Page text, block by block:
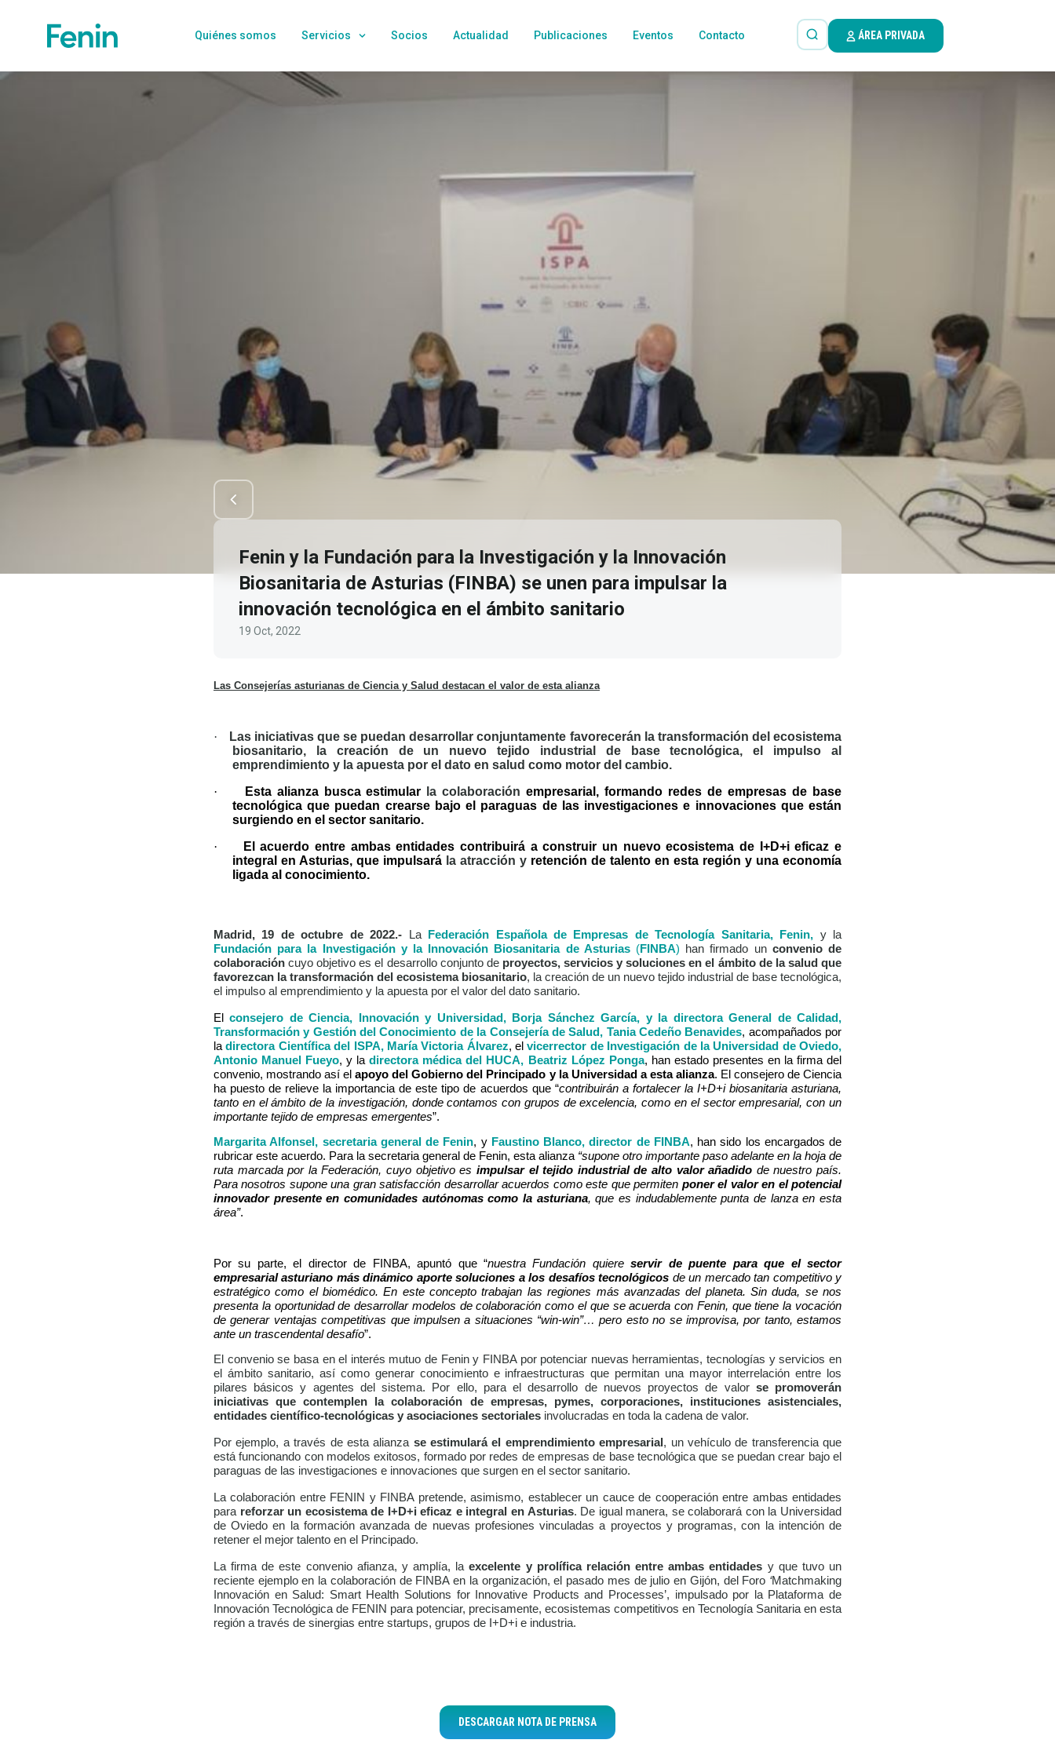
Quiénes somos Servicios Socios Actualidad Publicaciones Eventos Contacto ÁREA PRIVADA
Fenin y la Fundación para la Investigación y la Innovación
Biosanitaria de Asturias (FINBA) se unen para impulsar la
innovación tecnológica en el ámbito sanitario
19 Oct, 2022
Las Consejerías asturianas de Ciencia y Salud destacan el valor de esta alianza
· Las iniciativas que se puedan desarrollar conjuntamente favorecerán la transformación del ecosistema
biosanitario, la creación de un nuevo tejido industrial de base tecnológica, el impulso al
emprendimiento y la apuesta por el dato en salud como motor del cambio.
·
Esta alianza busca estimular la colaboraciónempresarial, formando redes de empresas de base
tecnológica que puedan crearse bajo el paraguas de las investigaciones e innovaciones que están
surgiendo en el sector sanitario.
·
El acuerdo entre ambas entidades contribuirá a construir un nuevo ecosistema de I+D+i eficaz e
integral en Asturias, que impulsará la atracción y retención de talento en esta región y una economía
ligada al conocimiento.
Madrid, 19 de octubre de 2022.- La Federación Española de Empresas de Tecnología Sanitaria, Fenin, y la
Fundación para la Investigación y la Innovación Biosanitaria de Asturias (FINBA) han firmado un convenio de
colaboración cuyo objetivo es el desarrollo conjunto de proyectos, servicios y soluciones en el ámbito de la salud que
favorezcan la transformación del ecosistema biosanitario, la creación de un nuevo tejido industrial de base tecnológica,
el impulso al emprendimiento y la apuesta por el valor del dato sanitario.
Elconsejero de Ciencia, Innovación y Universidad, Borja Sánchez García, y la directora General de Calidad,
Transformación y Gestión del Conocimiento de la Consejería de Salud, Tania Cedeño Benavides, acompañados por
ladirectora Científica del ISPA, María Victoria Álvarez, elvicerrector de Investigación de la Universidad de Oviedo,
Antonio Manuel Fueyo, y ladirectora médica del HUCA, Beatriz López Ponga, han estado presentes en la firma del
convenio, mostrando así elapoyo del Gobierno del Principado y la Universidad a esta alianza. El consejero de Ciencia
ha puesto de relieve la importancia de este tipo de acuerdos que “contribuirán a fortalecer la I+D+i biosanitaria asturiana,
tanto en el ámbito de la investigación, donde contamos con grupos de excelencia, como en el sector empresarial, con un
importante tejido de empresas emergentes”.
Margarita Alfonsel, secretaria general de Fenin, y Faustino Blanco, director de FINBA, han sido los encargados de
rubricar este acuerdo. Para la secretaria general de Fenin, esta alianza “supone otro importante paso adelante en la hoja de
ruta marcada por la Federación, cuyo objetivo es impulsar el tejido industrial de alto valor añadido de nuestro país.
Para nosotros supone una gran satisfacción desarrollar acuerdos como este que permiten poner el valor en el potencial
innovador presente en comunidades autónomas como la asturiana, que es indudablemente punta de lanza en esta
área”.
Por su parte, el director de FINBA, apuntó que “nuestra Fundación quiereservir de puente para que el sector
empresarial asturiano más dinámico aporte soluciones a los desafíos tecnológicos de un mercado tan competitivo y
estratégico como el biomédico. En este concepto trabajan las regiones más avanzadas del planeta. Sin duda, se nos
presenta la oportunidad de desarrollar modelos de colaboración como el que se acuerda con Fenin, que tiene la vocación
de generar ventajas competitivas que impulsen a situaciones “win-win”… pero esto no se improvisa, por tanto, estamos
ante un trascendental desafío”.
El convenio se basa en el interés mutuo de Fenin y FINBA por potenciar nuevas herramientas, tecnologías y servicios en
el ámbito sanitario, así como generar conocimiento e infraestructuras que permitan una mayor interrelación entre los
pilares básicos y agentes del sistema. Por ello, para el desarrollo de nuevos proyectos de valor se promoverán
iniciativas que contemplen la colaboración de empresas, pymes, corporaciones, instituciones asistenciales,
entidades científico-tecnológicas y asociaciones sectoriales involucradas en toda la cadena de valor.
Por ejemplo, a través de esta alianza se estimulará el emprendimiento empresarial , un vehículo de transferencia que
está funcionando con modelos exitosos, formado por redes de empresas de base tecnológica que se puedan crear bajo el
paraguas de las investigaciones e innovaciones que surgen en el sector sanitario.
La colaboración entre FENIN y FINBA pretende, asimismo, establecer un cauce de cooperación entre ambas entidades
para reforzar un ecosistema de I+D+i eficaz e integral en Asturias. De igual manera, se colaborará con la Universidad
de Oviedo en la formación avanzada de nuevas profesiones vinculadas a proyectos y programas, con la intención de
retener el mejor talento en el Principado.
La firma de este convenio afianza, y amplía, laexcelente y prolífica relación entre ambas entidades y que tuvo un
reciente ejemplo en la colaboración de FINBA en la organización, el pasado mes de julio en Gijón, del Foro ‘Matchmaking
Innovación en Salud: Smart Health Solutions for Innovative Products and Processes’, impulsado por la Plataforma de
Innovación Tecnológica de FENIN para potenciar, precisamente, ecosistemas competitivos en Tecnología Sanitaria en esta
región a través de sinergias entre startups, grupos de I+D+i e industria.
DESCARGAR NOTA DE PRENSA